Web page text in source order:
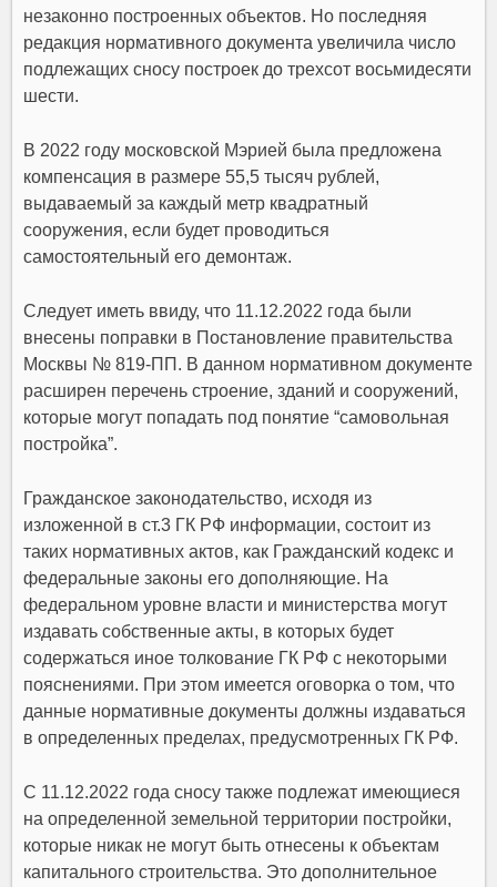
незаконно построенных объектов. Но последняя
редакция нормативного документа увеличила число
подлежащих сносу построек до трехсот восьмидесяти
шести.
В 2022 году московской Мэрией была предложена
компенсация в размере 55,5 тысяч рублей,
выдаваемый за каждый метр квадратный
сооружения, если будет проводиться
самостоятельный его демонтаж.
Следует иметь ввиду, что 11.12.2022 года были
внесены поправки в Постановление правительства
Москвы № 819-ПП. В данном нормативном документе
расширен перечень строение, зданий и сооружений,
которые могут попадать под понятие “самовольная
постройка”.
Гражданское законодательство, исходя из
изложенной в ст.3 ГК РФ информации, состоит из
таких нормативных актов, как Гражданский кодекс и
федеральные законы его дополняющие. На
федеральном уровне власти и министерства могут
издавать собственные акты, в которых будет
содержаться иное толкование ГК РФ с некоторыми
пояснениями. При этом имеется оговорка о том, что
данные нормативные документы должны издаваться
в определенных пределах, предусмотренных ГК РФ.
С 11.12.2022 года сносу также подлежат имеющиеся
на определенной земельной территории постройки,
которые никак не могут быть отнесены к объектам
капитального строительства. Это дополнительное